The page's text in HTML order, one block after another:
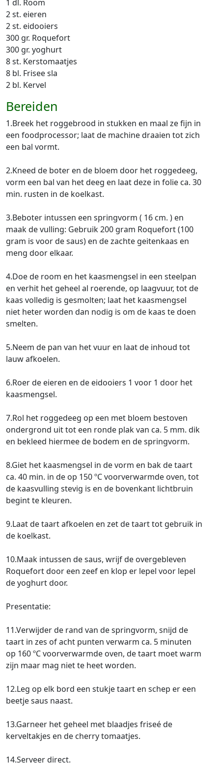
1 dl. Room
2 st. eieren
2 st. eidooiers
300 gr. Roquefort
300 gr. yoghurt
8 st. Kerstomaatjes
8 bl. Frisee sla
2 bl. Kervel
Bereiden
1.Breek het roggebrood in stukken en maal ze fijn in
een foodprocessor; laat de machine draaien tot zich
een bal vormt.
2.Kneed de boter en de bloem door het roggedeeg,
vorm een bal van het deeg en laat deze in folie ca. 30
min. rusten in de koelkast.
3.Beboter intussen een springvorm ( 16 cm. ) en
maak de vulling: Gebruik 200 gram Roquefort (100
gram is voor de saus) en de zachte geitenkaas en
meng door elkaar.
4.Doe de room en het kaasmengsel in een steelpan
en verhit het geheel al roerende, op laagvuur, tot de
kaas volledig is gesmolten; laat het kaasmengsel
niet heter worden dan nodig is om de kaas te doen
smelten.
5.Neem de pan van het vuur en laat de inhoud tot
lauw afkoelen.
6.Roer de eieren en de eidooiers 1 voor 1 door het
kaasmengsel.
7.Rol het roggedeeg op een met bloem bestoven
ondergrond uit tot een ronde plak van ca. 5 mm. dik
en bekleed hiermee de bodem en de springvorm.
8.Giet het kaasmengsel in de vorm en bak de taart
ca. 40 min. in de op 150 ºC voorverwarmde oven, tot
de kaasvulling stevig is en de bovenkant lichtbruin
begint te kleuren.
9.Laat de taart afkoelen en zet de taart tot gebruik in
de koelkast.
10.Maak intussen de saus, wrijf de overgebleven
Roquefort door een zeef en klop er lepel voor lepel
de yoghurt door.
Presentatie:
11.Verwijder de rand van de springvorm, snijd de
taart in zes of acht punten verwarm ca. 5 minuten
op 160 ºC voorverwarmde oven, de taart moet warm
zijn maar mag niet te heet worden.
12.Leg op elk bord een stukje taart en schep er een
beetje saus naast.
13.Garneer het geheel met blaadjes friseé de
kerveltakjes en de cherry tomaatjes.
14.Serveer direct.